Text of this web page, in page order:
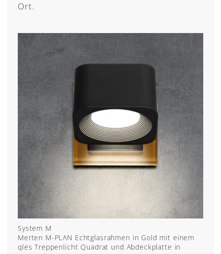
Ort.
System M
Merten M-PLAN Echtglasrahmen in Gold mit einem
qles Treppenlicht Quadrat und Abdeckplatte in